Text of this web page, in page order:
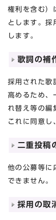
権利を含む）
とします。採
します。
歌詞の補
採用された歌
高めるため、
れ替え等の編
これに同意し
二重投稿
他の公募等に
できません。
採用の取